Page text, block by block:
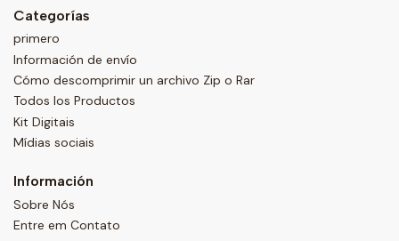
Categorías
primero
Información de envío
Cómo descomprimir un archivo Zip o Rar
Todos los Productos
Kit Digitais
Mídias sociais
Información
Sobre Nós
Entre em Contato